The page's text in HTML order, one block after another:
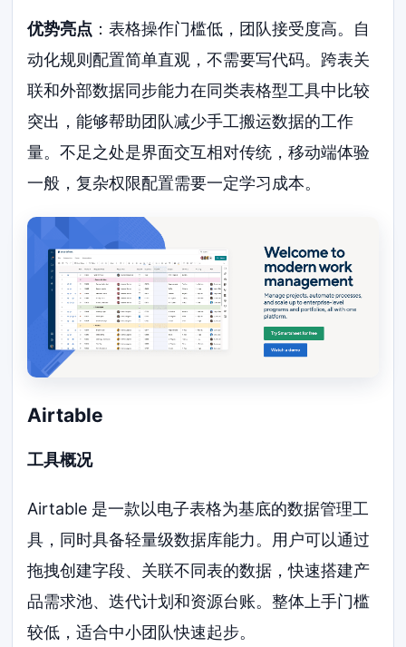
优势亮点 ：表格操作门槛低，团队接受度高。自
动化规则配置简单直观，不需要写代码。跨表关
联和外部数据同步能力在同类表格型工具中比较
突出，能够帮助团队减少手工搬运数据的工作
量。不足之处是界面交互相对传统，移动端体验
一般，复杂权限配置需要一定学习成本。
Airtable
工具概况
Airtable 是一款以电子表格为基底的数据管理工
具，同时具备轻量级数据库能力。用户可以通过
拖拽创建字段、关联不同表的数据，快速搭建产
品需求池、迭代计划和资源台账。整体上手门槛
较低，适合中小团队快速起步。